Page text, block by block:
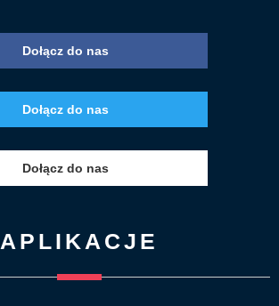
Dołącz do nas
Dołącz do nas
Dołącz do nas
APLIKACJE